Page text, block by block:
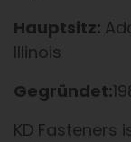
Hauptsitz:
Illinois
Gegründet:
KD Fasteners